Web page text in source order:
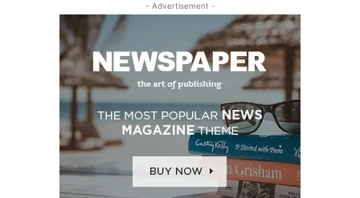
- Advertisement -